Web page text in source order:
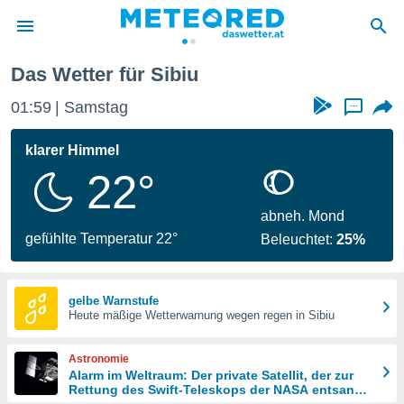
wurde
dass
sind.
diese
Das Wetter für Sibiu
01:59 Samstag ...
klarer Himmel
22°
gefühlte Temperatur 22°
abneh. Mond
Beleuchtet:25%
gelbe Warnstufe
Heute mäßige Wetterwarnung wegen regen in Sibiu
Astronomie
Alarm im Weltraum: Der private Satellit, der zur
Rettung des Swift-Teleskops der NASA entsandt